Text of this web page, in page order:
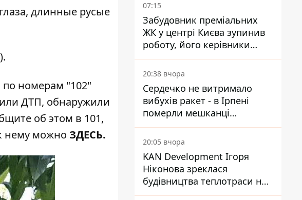
длинные русые
номерам "102"
ДТП, обнаружили
об этом в 101,
нему можно ЗДЕСЬ.
07:15
Забудовник преміальних
ЖК у центрі Києва зупинив
роботу, його керівники
втекли з України - Bihus.info
20:38 вчора
Сердечко не витримало
вибухів ракет - в Ірпені
померли мешканці
притулку для собак з
інвалідністю
20:05 вчора
KAN Development Ігоря
Ніконова зреклася
будівництва теплотраси на
Теремках